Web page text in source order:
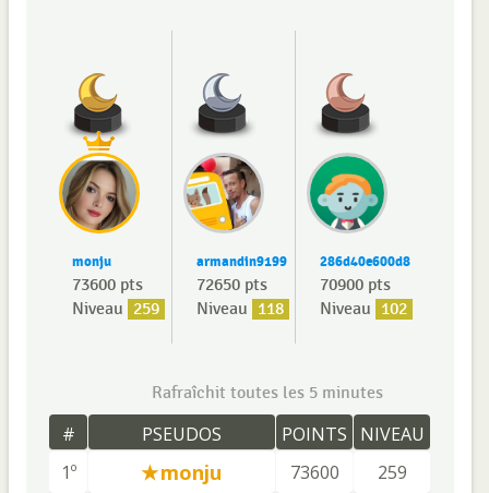
monju
73600 pts
Niveau 259
armandin9199
72650 pts
Niveau 118
286d40e600d8
70900 pts
Niveau 102
Rafraîchit toutes les 5 minutes
# PSEUDOS POINTS
NIVEAU
1º
monju 73600
259